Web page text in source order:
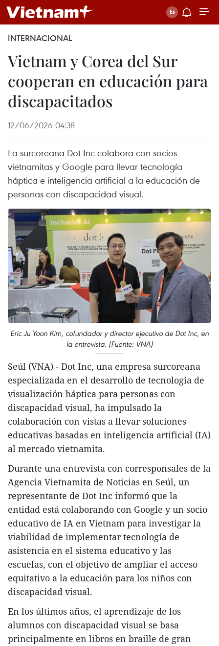
INTERNACIONAL
Vietnam y Corea del Sur
cooperan en educación para
discapacitados
12/06/2026 04:38
La surcoreana Dot Inc colabora con socios
vietnamitas y Google para llevar tecnología
háptica e inteligencia artificial a la educación de
personas con discapacidad visual.
Eric Ju Yoon Kim, cofundador y director ejecutivo de Dot Inc, en
la entrevista. (Fuente: VNA)
Seúl (VNA) - Dot Inc, una empresa surcoreana
especializada en el desarrollo de tecnología de
visualización háptica para personas con
discapacidad visual, ha impulsado la
colaboración con vistas a llevar soluciones
educativas basadas en inteligencia artificial (IA)
al mercado vietnamita.
Durante una entrevista con corresponsales de la
Agencia Vietnamita de Noticias en Seúl, un
representante de Dot Inc informó que la
entidad está colaborando con Google y un socio
educativo de IA en Vietnam para investigar la
viabilidad de implementar tecnología de
asistencia en el sistema educativo y las
escuelas, con el objetivo de ampliar el acceso
equitativo a la educación para los niños con
discapacidad visual.
En los últimos años, el aprendizaje de los
alumnos con discapacidad visual se basa
principalmente en libros en braille de gran